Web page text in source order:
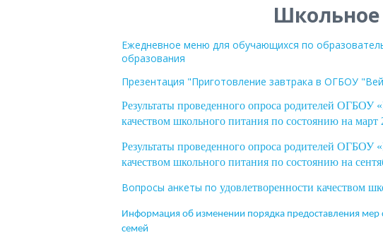
Ежедневное меню для обучающихся по
образования
Презентация "Приготовление завтрака в ОГБОУ
Результаты проведенного опроса родителей
качеством школьного питания по состоянию на март
Результаты проведенного опроса родителей
качеством школьного питания по состоянию на
Вопросы анкеты по удовлетворенности качеством
Информация об изменении порядка предоставления
семей